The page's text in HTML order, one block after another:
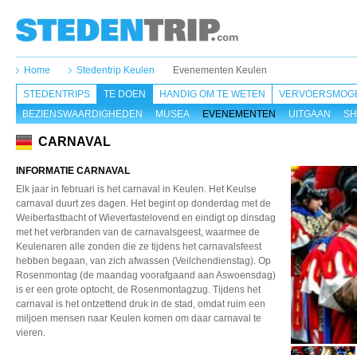
Home Stedentrip Keulen Evenementen Keulen
STEDENTRIPS
TE DOEN
BEZIENSWAARDIGHEDEN
MUSEA EVENEMENTEN UITGAAN
HANDIG OM TE WETEN
CARNAVAL
INFORMATIE CARNAVAL
Elk jaar in februari is het carnaval in Keulen. Het Keulse
carnaval duurt zes dagen. Het begint op donderdag met de
Weiberfastbacht of Wieverfastelovend en eindigt op dinsdag
met het verbranden van de carnavalsgeest, waarmee de
Keulenaren alle zonden die ze tijdens het carnavalsfeest
hebben begaan, van zich afwassen (Veilchendienstag). Op
Rosenmontag (de maandag voorafgaand aan Aswoensdag)
is er een grote optocht, de Rosenmontagzug. Tijdens het
carnaval is het ontzettend druk in de stad, omdat ruim een
miljoen mensen naar Keulen komen om daar carnaval te
vieren.